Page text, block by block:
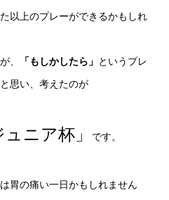
以上のプレーができるかもしれ
、
「もしかしたら」 というプレ
思い、考えたのが
ニア杯」 です。
胃の痛い一日かもしれません